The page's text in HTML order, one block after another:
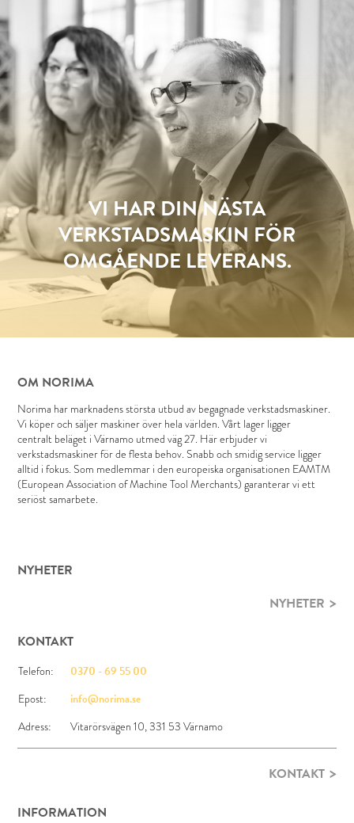
VI HAR DIN NÄSTA
VERKSTADSMASKIN FÖR
OMGÅENDE LEVERANS.
OM NORIMA
Norima har marknadens största utbud av begagnade verkstadsmaskiner.
Vi köper och säljer maskiner över hela världen. Vårt lager ligger
centralt beläget i Värnamo utmed väg 27. Här erbjuder vi
verkstadsmaskiner för de flesta behov. Snabb och smidig service ligger
alltid i fokus. Som medlemmar i den europeiska organisationen EAMTM
(European Association of Machine Tool Merchants) garanterar vi ett
seriöst samarbete.
NYHETER
NYHETER
KONTAKT
Telefon: 0370 - 69 55 00
Epost: info@norima.se
Adress: Vitarörsvägen 10, 331 53 Värnamo
KONTAKT
INFORMATION